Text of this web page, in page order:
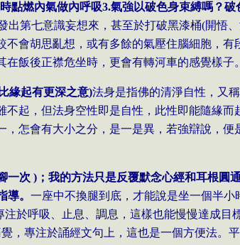
點燃內氣做內呼吸3.氣強以破色身束縛嗎？破
出第七意識妄想來，甚至於打破黑漆桶(開悟
會胡思亂想，或有多餘的氣壓住腦細胞，
飯後正襟危坐時，更會有轉河車的感覺樣子。
緣起有更深之意)法身是指佛的清淨自性，又
起，但法身空性即是自性，此性即能隨緣
怎會有大小之分，是一是異，若強辯說，便
一次 ) ；我的方法只是反覆默念心經和耳根圓
導。 一座中不換腿到底，才能說是坐一個半
注於呼吸、止息、調息，這樣也能慢慢達成目
，專注於誦經文句上，這也是一個方便法。